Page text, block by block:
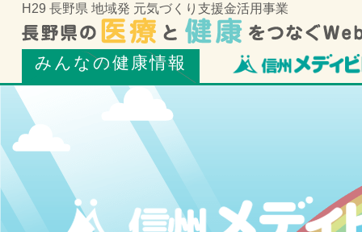
H29 長野県 地域発 元気づくり支援金活用事業
みんなの健康情報